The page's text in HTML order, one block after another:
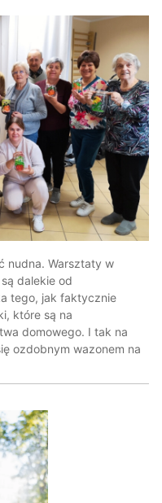
nudna. Warsztaty w
dalekie od
tego, jak faktycznie
które są na
domowego. I tak na
ozdobnym wazonem na